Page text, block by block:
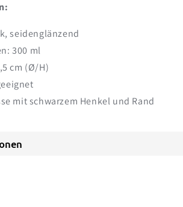
seidenglänzend
300 ml
cm (Ø/H)
mit schwarzem Henkel und Rand